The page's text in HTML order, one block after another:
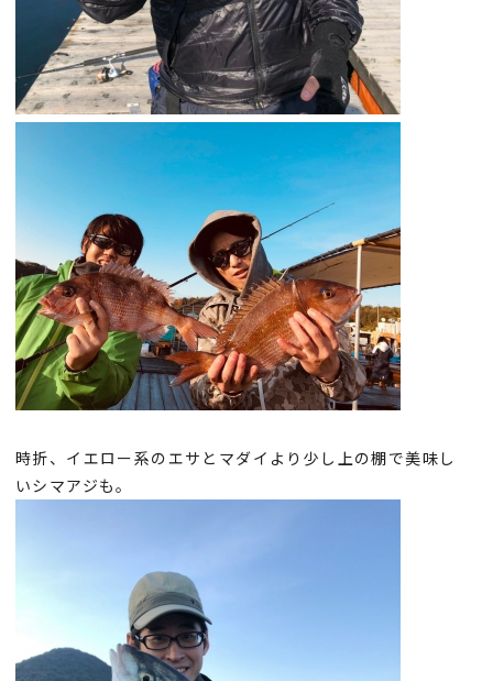
時折、イエロー系のエサとマダイより少し上の棚で美味し
いシマアジも。